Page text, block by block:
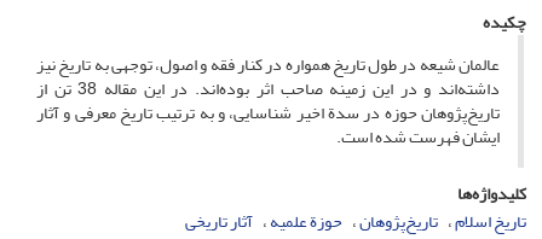
چکیده
عالمان شیعه در طول تاریخ همواره در کنار فقه و اصول، توجهی به تاریخ نیز
داشته‌اند و در این زمینه صاحب ‌اثر بوده‌اند. در این مقاله 38 تن از
تاریخ‌پژوهان حوزه در سدة اخیر شناسایی، و به ترتیب تاریخ معرفی و آثار
ایشان فهرست شده است.
کلیدواژه‌ها
تاریخ اسلام تاریخ‌پژوهان حوزة علمیه آثار تاریخی